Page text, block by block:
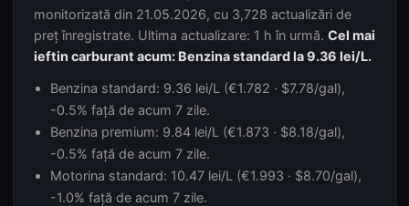
monitorizată din 21.05.2026, cu 3,728 actualizări de
preț înregistrate. Ultima actualizare: 1 h în urmă. Cel mai
ieftin carburant acum: Benzina standard la 9.36 lei/L.
Benzina standard: 9.36 lei/L (€1.782 · $7.78/gal),
-0.5% față de acum 7 zile.
Benzina premium: 9.84 lei/L (€1.873 · $8.18/gal),
-0.5% față de acum 7 zile.
Motorina standard: 10.47 lei/L (€1.993 · $8.70/gal),
-1.0% față de acum 7 zile.